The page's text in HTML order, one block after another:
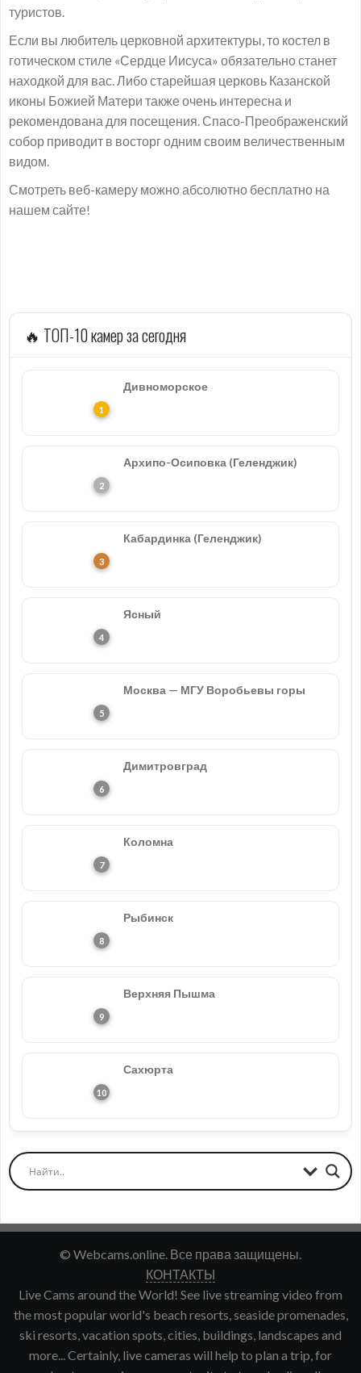
туристов.
Если вы любитель церковной архитектуры, то костел в
готическом стиле «Сердце Иисуса» обязательно станет
находкой для вас. Либо старейшая церковь Казанской
иконы Божией Матери также очень интересна и
рекомендована для посещения. Спасо-Преображенский
собор приводит в восторг одним своим величественным
видом.
Смотреть веб-камеру можно абсолютно бесплатно на
нашем сайте!
🔥 ТОП-10 камер за сегодня
Дивноморское
Архипо-Осиповка (Геленджик)
Кабардинка (Геленджик)
Ясный
Москва — МГУ Воробьевы горы
Димитровград
Коломна
Рыбинск
Верхняя Пышма
Сахюрта
© Webcams.online. Все права защищены.
КОНТАКТЫ
Live Cams around the World! See live streaming video from
the most popular world's beach resorts, seaside promenades,
ski resorts, vacation spots, cities, buildings, landscapes and
more... Certainly, live cameras will help to plan a trip, for